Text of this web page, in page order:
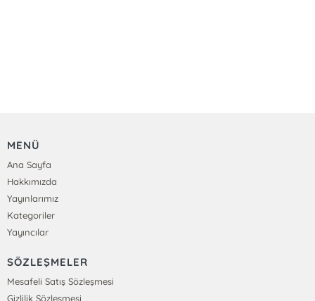
MENÜ
Ana Sayfa
Hakkımızda
Yayınlarımız
Kategoriler
Yayıncılar
SÖZLEŞMELER
Mesafeli Satış Sözleşmesi
Gizlilik Sözleşmesi